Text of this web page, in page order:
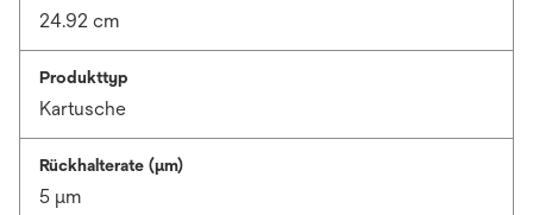
24.92 cm
Produkttyp
Kartusche
Rückhalterate (µm)
5 μm